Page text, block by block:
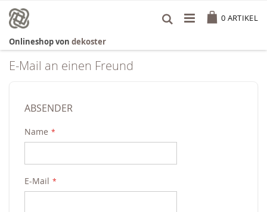
Inhalt
springen
0 ARTIKEL
Onlineshop von dekoster
E-Mail an einen Freund
ABSENDER
Name
E-Mail